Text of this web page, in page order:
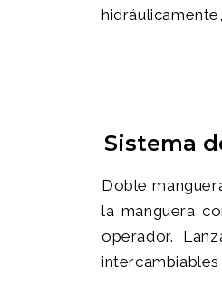
Sistema
Doble
la manguera
operador.